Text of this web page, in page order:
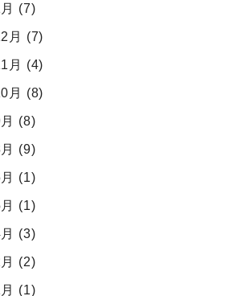
(7)
月 (7)
月 (4)
月 (8)
(8)
(9)
(1)
(1)
(3)
(2)
(1)